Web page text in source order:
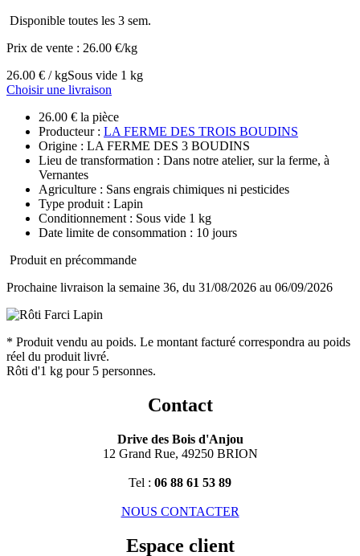
Disponible toutes les 3 sem.
Prix de vente : 26.00 €/kg
26.00 € / kgSous vide 1 kg
Choisir une livraison
26.00 € la pièce
Producteur : LA FERME DES TROIS BOUDINS
Origine : LA FERME DES 3 BOUDINS
Lieu de transformation : Dans notre atelier, sur la ferme, à
Vernantes
Agriculture : Sans engrais chimiques ni pesticides
Type produit : Lapin
Conditionnement : Sous vide 1 kg
Date limite de consommation : 10 jours
Produit en précommande
Prochaine livraison la semaine 36, du 31/08/2026 au 06/09/2026
* Produit vendu au poids. Le montant facturé correspondra au poids
réel du produit livré.
Rôti d'1 kg pour 5 personnes.
Contact
Drive des Bois d'Anjou
12 Grand Rue, 49250 BRION
Tel : 06 88 61 53 89
NOUS CONTACTER
Espace client